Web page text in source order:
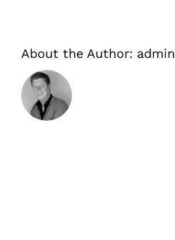
About the Author: admin